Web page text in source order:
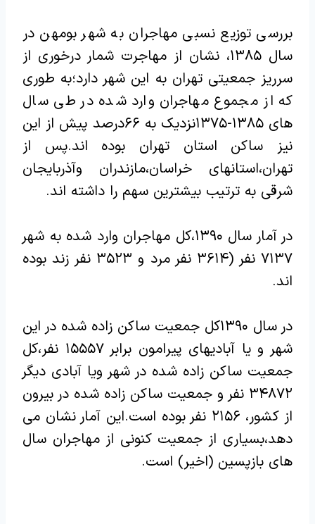
بررسی توزیع نسبی مهاجران به شهر بومهن در
سال ۱۳۸۵، نشان از مهاجرت شمار درخوری از
سرریز جمعیتی تهران به این شهر دارد؛به طوری
که از مجموع مهاجران وارد شده در طی سال
های ۱۳۸۵-۱۳۷۵نزدیک به ۶۶درصد پیش از این
نیز ساکن استان تهران بوده اند.پس از
تهران،استانهای خراسان،مازندران وآذربایجان
شرقی به ترتیب بیشترین سهم را داشته اند.
در آمار سال ۱۳۹۰،کل مهاجران وارد شده به شهر
۷۱۳۷ نفر (۳۶۱۴ نفر مرد و ۳۵۲۳ نفر زند بوده
اند.
در سال ۱۳۹۰کل جمعیت ساکن زاده شده در این
شهر و یا آبادیهای پیرامون برابر ۱۵۵۵۷ نفر،کل
جمعیت ساکن زاده شده در شهر ویا آبادی دیگر
۳۴۸۷۲ نفر و جمعیت ساکن زاده شده در بیرون
از کشور، ۲۱۵۶ نفر بوده است.این آمار نشان می
دهد،بسیاری از جمعیت کنونی از مهاجران سال
های بازپسین (اخیر) است.